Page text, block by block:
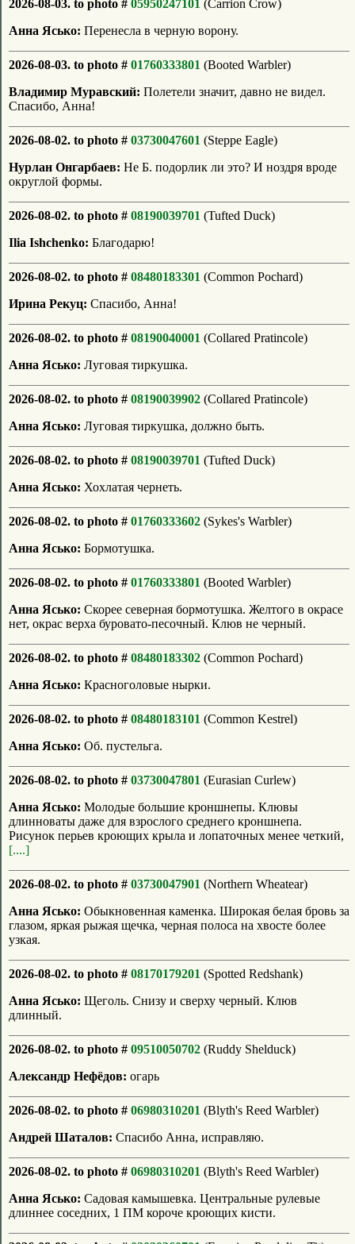
2026-08-03. to photo # 05950247101 (Carrion Crow)
Анна Ясько: Перенесла в черную ворону.
2026-08-03. to photo # 01760333801 (Booted Warbler)
Владимир Муравский: Полетели значит, давно не видел.
Спасибо, Анна!
2026-08-02. to photo # 03730047601 (Steppe Eagle)
Нурлан Онгарбаев: Не Б. подорлик ли это? И ноздря вроде
округлой формы.
2026-08-02. to photo # 08190039701 (Tufted Duck)
Ilia Ishchenko: Благодарю!
2026-08-02. to photo # 08480183301 (Common Pochard)
Ирина Рекуц: Спасибо, Анна!
2026-08-02. to photo # 08190040001 (Collared Pratincole)
Анна Ясько: Луговая тиркушка.
2026-08-02. to photo # 08190039902 (Collared Pratincole)
Анна Ясько: Луговая тиркушка, должно быть.
2026-08-02. to photo # 08190039701 (Tufted Duck)
Анна Ясько: Хохлатая чернеть.
2026-08-02. to photo # 01760333602 (Sykes's Warbler)
Анна Ясько: Бормотушка.
2026-08-02. to photo # 01760333801 (Booted Warbler)
Анна Ясько: Скорее северная бормотушка. Желтого в окрасе
нет, окрас верха буровато-песочный. Клюв не черный.
2026-08-02. to photo # 08480183302 (Common Pochard)
Анна Ясько: Красноголовые нырки.
2026-08-02. to photo # 08480183101 (Common Kestrel)
Анна Ясько: Об. пустельга.
2026-08-02. to photo # 03730047801 (Eurasian Curlew)
Анна Ясько: Молодые большие кроншнепы. Клювы
длинноваты даже для взрослого среднего кроншнепа.
Рисунок перьев кроющих крыла и лопаточных менее четкий,
[....]
2026-08-02. to photo # 03730047901 (Northern Wheatear)
Анна Ясько: Обыкновенная каменка. Широкая белая бровь за
глазом, яркая рыжая щечка, черная полоса на хвосте более
узкая.
2026-08-02. to photo # 08170179201 (Spotted Redshank)
Анна Ясько: Щеголь. Снизу и сверху черный. Клюв
длинный.
2026-08-02. to photo # 09510050702 (Ruddy Shelduck)
Александр Нефёдов: огарь
2026-08-02. to photo # 06980310201 (Blyth's Reed Warbler)
Андрей Шаталов: Спасибо Анна, исправляю.
2026-08-02. to photo # 06980310201 (Blyth's Reed Warbler)
Анна Ясько: Садовая камышевка. Центральные рулевые
длиннее соседних, 1 ПМ короче кроющих кисти.